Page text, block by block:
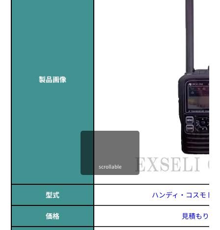
製品画像
型式 ハンディ・コスモト
価格 見積もりす
scrollable